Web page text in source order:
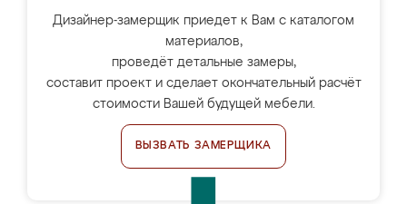
Дизайнер-замерщик приедет к Вам с каталогом
материалов,
проведёт детальные замеры,
составит проект и сделает окончательный расчёт
стоимости Вашей будущей мебели.
ВЫЗВАТЬ ЗАМЕРЩИКА